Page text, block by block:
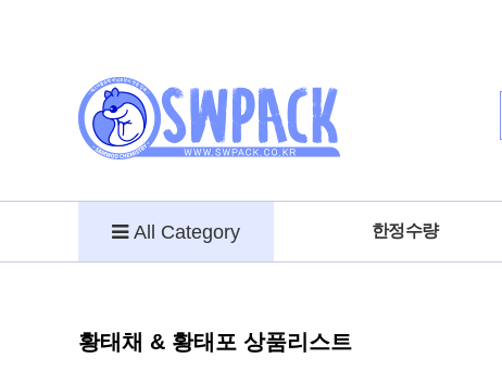
All Category 한정수량
황태채 & 황태포 상품리스트